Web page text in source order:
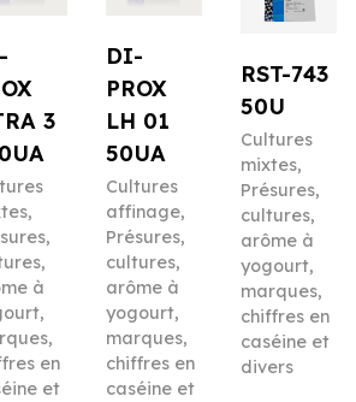
3
,
à
en
et
DI-
PROX
LH 01
50UA
Cultures
affinage,
Présures,
cultures,
arôme à
yogourt,
marques,
chiffres en
caséine et
RST-743
50U
Cultures
mixtes,
Présures,
cultures,
arôme à
yogourt,
marques,
chiffres en
caséine et
divers